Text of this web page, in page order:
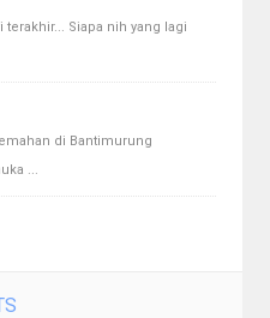
Siapa nih yang lagi
di Bantimurung
...